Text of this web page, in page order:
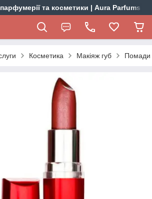
та косметики | Aura Parfums
Косметика Макіяж губ Помади